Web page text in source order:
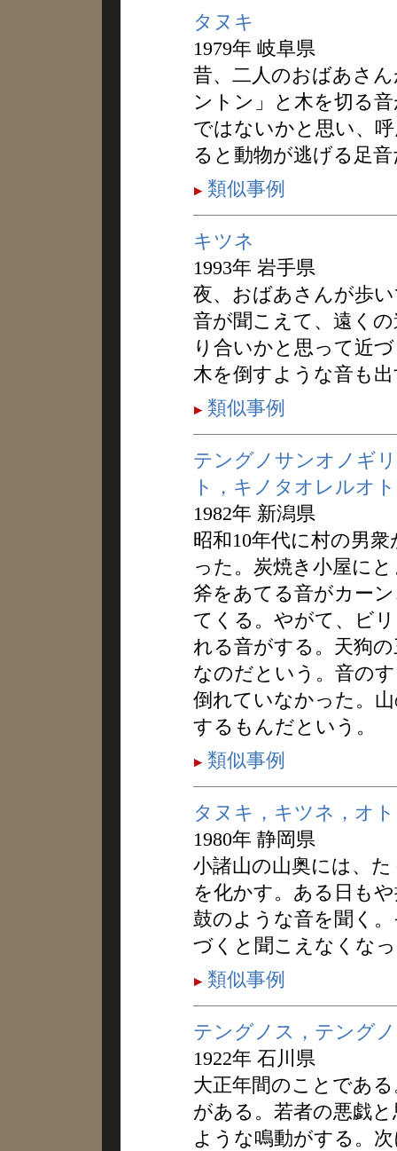
タヌキ
1979年 岐阜県
昔、二人のおばあさ
ントン」と木を切る
ではないかと思い、
ると動物が逃げる足
類似事例
キツネ
1993年 岩手県
夜、おばあさんが歩
音が聞こえて、遠く
り合いかと思って近
木を倒すような音も
類似事例
テングノサンオノギ
ト，キノタオレルオ
1982年 新潟県
昭和10年代に村の男
った。炭焼き小屋に
斧をあてる音がカー
てくる。やがて、ビ
れる音がする。天狗
なのだという。音の
倒れていなかった。
するもんだという。
類似事例
タヌキ，キツネ，オト
1980年 静岡県
小諸山の山奥には、
を化かす。ある日も
鼓のような音を聞く
づくと聞こえなくな
類似事例
テングノス，テング
1922年 石川県
大正年間のことであ
がある。若者の悪戯
ような鳴動がする。